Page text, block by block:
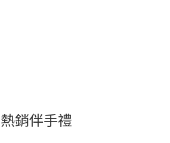
熱銷伴手禮